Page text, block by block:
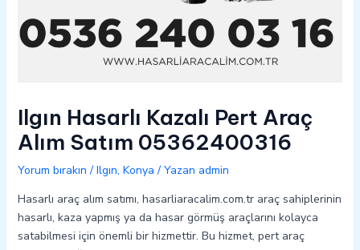
Ilgın Hasarlı Kazalı Pert Araç
Alım Satım 05362400316
Yorum bırakın / Ilgın, Konya / Yazan admin
Hasarlı araç alım satımı, hasarliaracalim.com.tr araç sahiplerinin
hasarlı, kaza yapmış ya da hasar görmüş araçlarını kolayca
satabilmesi için önemli bir hizmettir. Bu hizmet, pert araç